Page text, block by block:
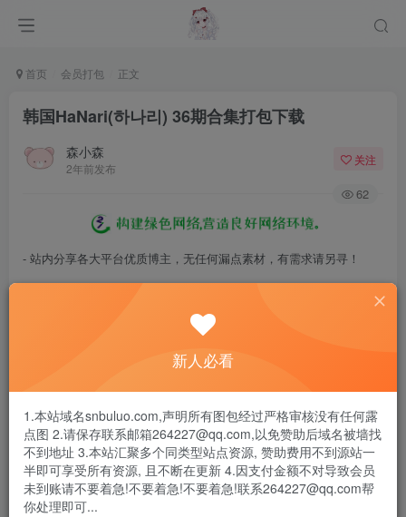
首页 会员打包 正文
韩国HaNari(하나리) 36期合集打包下载
森小森
2年前发布
关注
62
- 站内分享各大平台优质博主，无任何漏点素材，有需求请另寻！
- 百度网盘提示提取码错误，请更换浏览器重试，这是百度网盘版本问
- 遇见解压密码不对、无法解压，请查看
- 资源失效/充值未到账/账号解禁...等问题请《提交工单》
HaNari（하나리）是一位备受瞩目的韩国年轻女艺人，她才
华横溢，拥有多重身份。她首当其冲是一位技艺高超的音乐
师，同时也是备受瞩目的平面模特。
新人必看
1.本站域名snbuluo.com,声明所有图包经过严格审核没有任何露
点图 2.请保存联系邮箱264227@qq.com,以免赞助后域名被墙找
不到地址 3.本站汇聚多个同类型站点资源, 赞助费用不到源站一
半即可享受所有资源, 且不断在更新 4.因支付金额不对导致会员
未到账请不要着急!不要着急!不要着急!联系264227@qq.com帮
你处理即可...